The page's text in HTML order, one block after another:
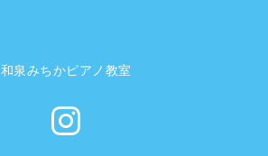
和泉みちかピアノ教室